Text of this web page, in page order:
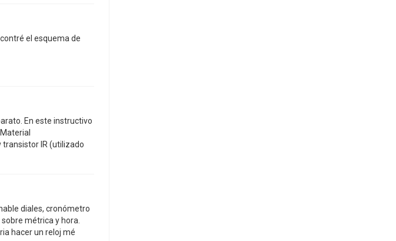
el esquema de
En este instructivo
transistor IR (utilizado
diales, cronómetro
métrica y hora.
hacer un reloj mé